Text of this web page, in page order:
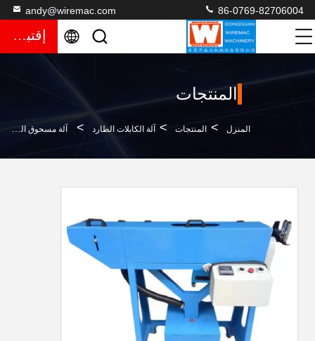
andy@wiremac.com 86-0769-82706004
إقتباس
المنتجات
المنزل > المنتجات > آلة الكابلات الطارد > آلة مسحوق الكابلات XLPE عالية الأداء لآلات صنع أسلاك خط البثق